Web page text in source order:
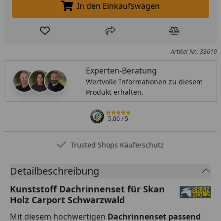
In den Einkaufswagen legen
In den Einkaufswagen
Produkt zur Wunschliste hinzufügen
Teilen Produkt
Artikel-Nr.: 33619
Experten-Beratung
Wertvolle Informationen zu diesem
Produkt erhalten.
5,00/ 5
Trusted Shops Käuferschutz
Detailbeschreibung
Kunststoff Dachrinnenset für Skan
Holz Carport Schwarzwald
Mit diesem hochwertigen Dachrinnenset passend